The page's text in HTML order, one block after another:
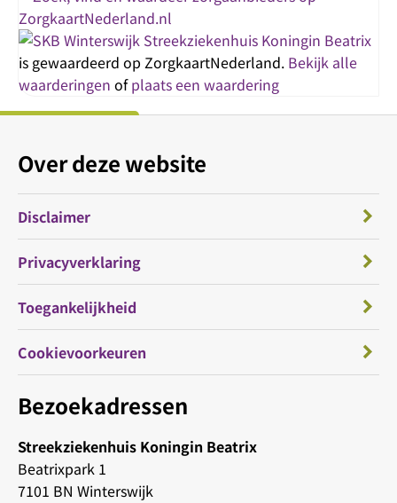
Streekziekenhuis Koningin Beatrix
is gewaardeerd op ZorgkaartNederland. Bekijk alle
waarderingen ofplaats een waardering
Bezoekadressen
Streekziekenhuis Koningin Beatrix
Beatrixpark 1
7101 BN Winterswijk
Over deze website
Disclaimer
Privacyverklaring
Toegankelijkheid
Cookievoorkeuren